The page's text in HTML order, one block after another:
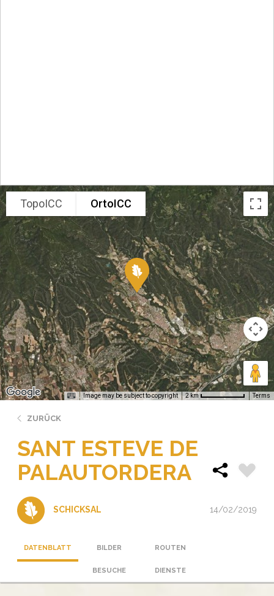
TopoICC OrtoICC
Image may be subject to copyright 2 km Terms
ZURÜCK
SANT ESTEVE DE
PALAUTORDERA
SCHICKSAL 14/02/2019
DATENBLATT BILDER ROUTEN
BESUCHE DIENSTE